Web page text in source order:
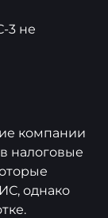
3 не
компании
налоговые
однако